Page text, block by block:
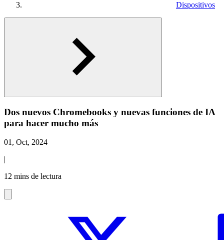
Dispositivos
Dos nuevos Chromebooks y nuevas funciones de IA
para hacer mucho más
01, Oct, 2024
|
12 mins de lectura